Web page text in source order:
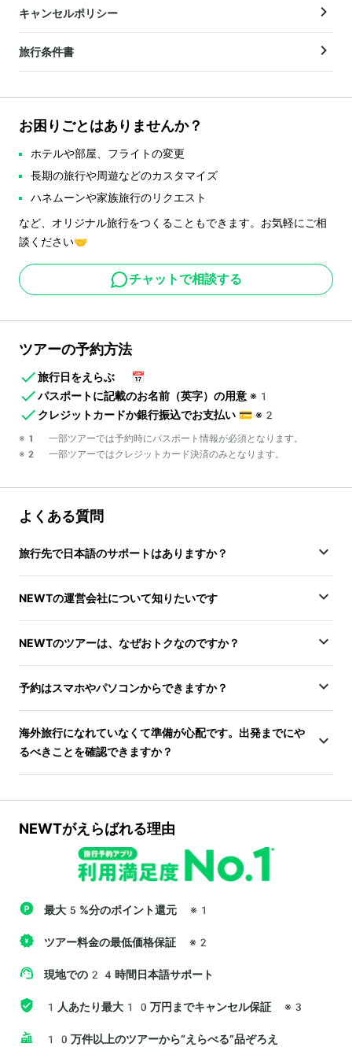
キャンセルポリシー
旅行条件書
お困りごとはありませんか？
ホテルや部屋、フライトの変更
長期の旅行や周遊などのカスタマイズ
ハネムーンや家族旅行のリクエスト
など、オリジナル旅行をつくることもできます。お気軽にご相
談ください🤝
チャットで相談する
ツアーの予約方法
旅行日をえらぶ
📅
パスポートに記載のお名前（英字）の用意 ※1
クレジットカードか銀行振込でお支払い 💳 ※2
※1 一部ツアーでは予約時にパスポート情報が必須となります。
※2 一部ツアーではクレジットカード決済のみとなります。
よくある質問
旅行先で日本語のサポートはありますか？
NEWTの運営会社について知りたいです
NEWTのツアーは、なぜおトクなのですか？
予約はスマホやパソコンからできますか？
海外旅行になれていなくて準備が心配です。出発までにや
るべきことを確認できますか？
NEWTがえらばれる理由
最大5%分のポイント還元 ※1
ツアー料金の最低価格保証 ※2
現地での24時間日本語サポート
1人あたり最大10万円までキャンセル保証 ※3
10万件以上のツアーから“えらべる”品ぞろえ